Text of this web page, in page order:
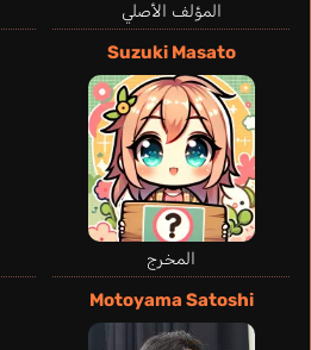
المؤلف الأصلي
Suzuki Masato
المخرج
Motoyama Satoshi